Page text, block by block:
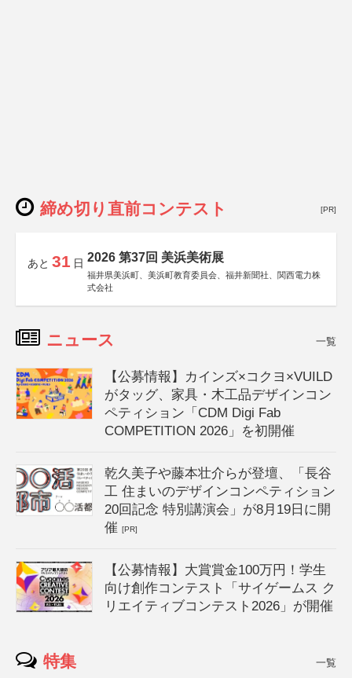
締め切り直前コンテスト [PR]
あと 31 日 2026 第37回 美浜美術展
福井県美浜町、美浜町教育委員会、福井新聞社、関西電力株
式会社
ニュース 一覧
【公募情報】カインズ×コクヨ×VUILD
がタッグ、家具・木工品デザインコン
ペティション「CDM Digi Fab
COMPETITION 2026」を初開催
乾久美子や藤本壮介らが登壇、「長谷
工 住まいのデザインコンペティション
20回記念 特別講演会」が8月19日に開
催[PR]
【公募情報】大賞賞金100万円！学生
向け創作コンテスト「サイゲームス ク
リエイティブコンテスト2026」が開催
特集 一覧